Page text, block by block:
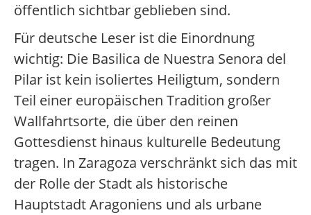
öffentlich sichtbar geblieben sind.
Für deutsche Leser ist die Einordnung
wichtig: Die Basilica de Nuestra Senora del
Pilar ist kein isoliertes Heiligtum, sondern
Teil einer europäischen Tradition großer
Wallfahrtsorte, die über den reinen
Gottesdienst hinaus kulturelle Bedeutung
tragen. In Zaragoza verschränkt sich das mit
der Rolle der Stadt als historische
Hauptstadt Aragoniens und als urbane